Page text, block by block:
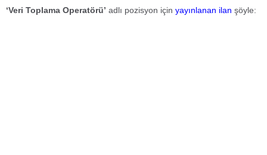
‘Veri Toplama Operatörü’ adlı pozisyon için yayınlanan ilan şöyle: